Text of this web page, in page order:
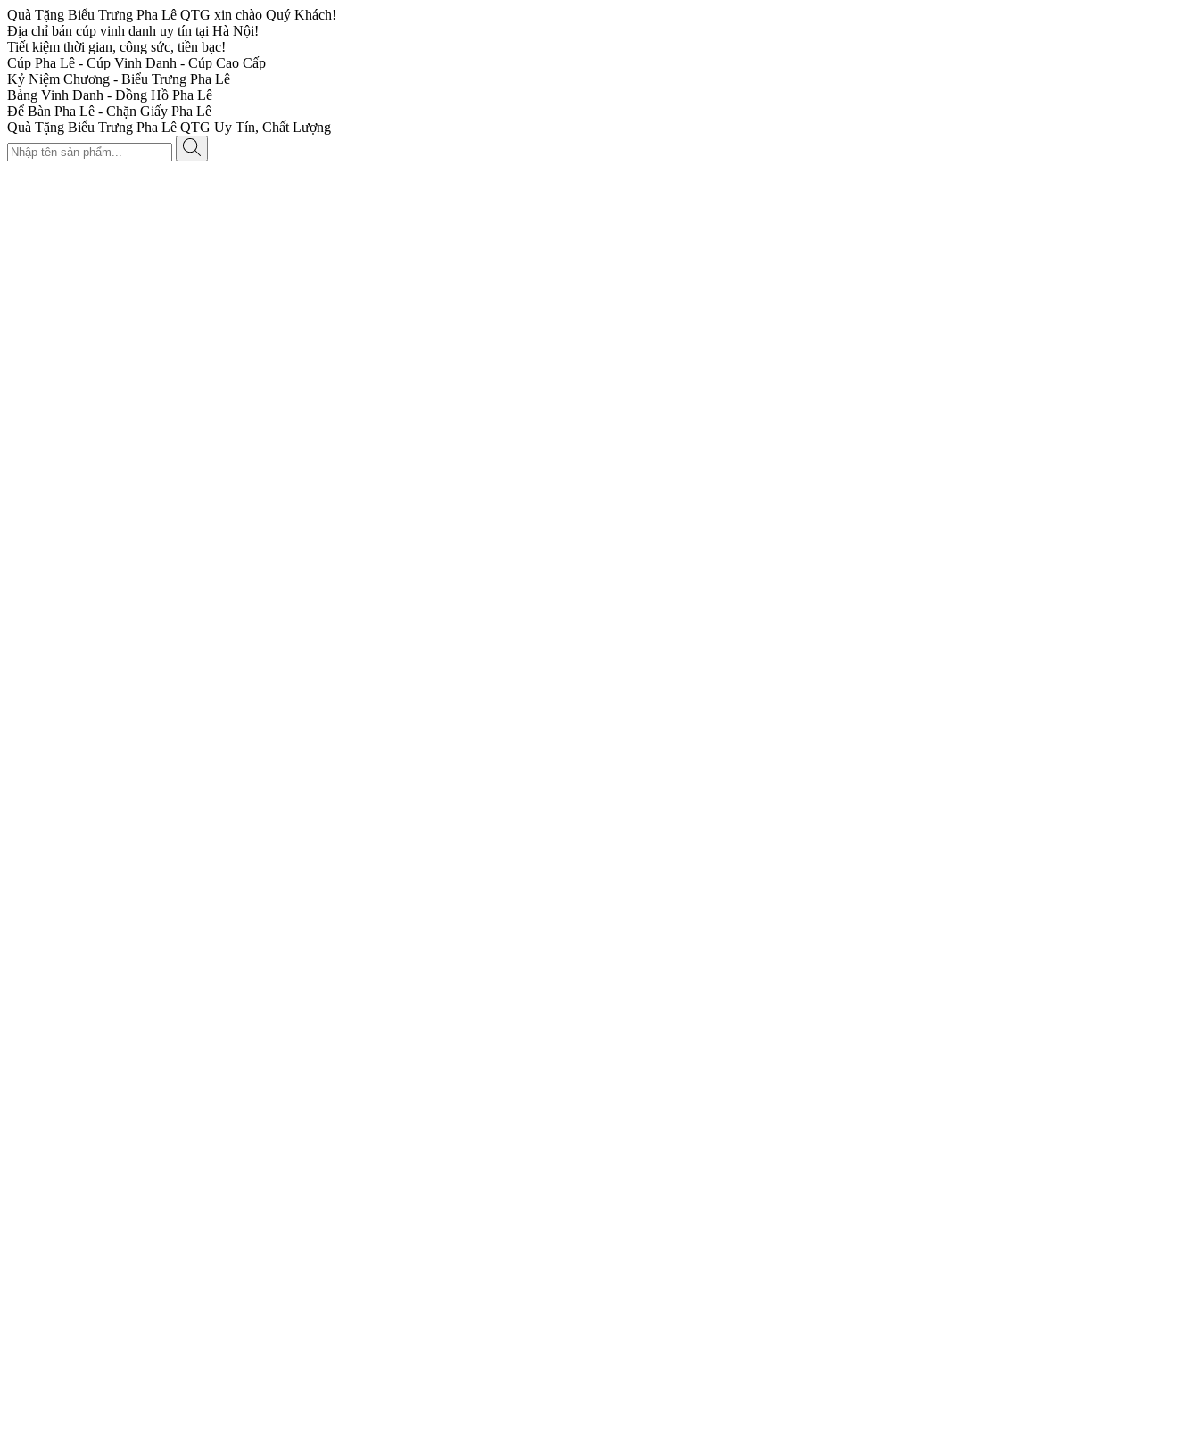
Quà Tặng Biểu Trưng Pha Lê QTG xin chào Quý Khách!
Địa chỉ bán cúp vinh danh uy tín tại Hà Nội!
Tiết kiệm thời gian, công sức, tiền bạc!
Cúp Pha Lê - Cúp Vinh Danh - Cúp Cao Cấp
Kỷ Niệm Chương - Biểu Trưng Pha Lê
Bảng Vinh Danh - Đồng Hồ Pha Lê
Để Bàn Pha Lê - Chặn Giấy Pha Lê
Quà Tặng Biểu Trưng Pha Lê QTG Uy Tín, Chất Lượng